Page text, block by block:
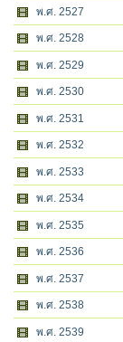
พ.ศ. 2527
พ.ศ. 2528
พ.ศ. 2529
พ.ศ. 2530
พ.ศ. 2531
พ.ศ. 2532
พ.ศ. 2533
พ.ศ. 2534
พ.ศ. 2535
พ.ศ. 2536
พ.ศ. 2537
พ.ศ. 2538
พ.ศ. 2539